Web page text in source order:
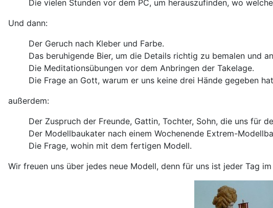
Die vielen Stunden vor dem PC, um herauszufinden, wo
Und dann:
Der Geruch nach Kleber und Farbe.
Das beruhigende Bier, um die Details richtig zu bemalen und
Die Meditationsübungen vor dem Anbringen der Takelage.
Die Frage an Gott, warum er uns keine drei Hände gegeben
außerdem:
Der Zuspruch der Freunde, Gattin, Tochter, Sohn, die uns für
Der Modellbaukater nach einem Wochenende Extrem-
Die Frage, wohin mit dem fertigen Modell.
Wir freuen uns über jedes neue Modell, denn für uns ist jeder Tag